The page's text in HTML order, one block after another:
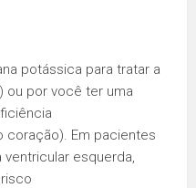
potássica para tratar a
ou por você ter uma
coração). Em pacientes
esquerda,